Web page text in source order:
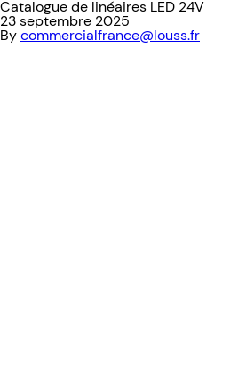
Catalogue de linéaires LED 24V
23 septembre 2025
Bycommercialfrance@louss.fr